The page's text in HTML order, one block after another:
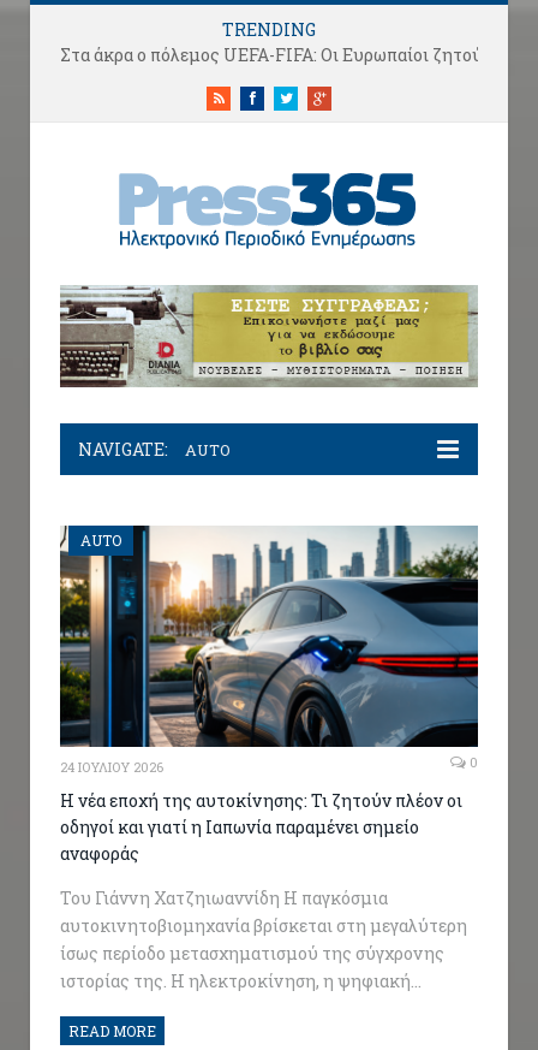
TRENDING
ΔΙΗΓΗΜΑ: “Το Ρομπότ που Έμαθε να Γελάει”
RSS FacebookTwitterGoogle+
NAVIGATE: AUTO
AUTO
24 ΙΟΥΛΊΟΥ 2026 0
Η νέα εποχή της αυτοκίνησης: Τι ζητούν πλέον οι
οδηγοί και γιατί η Ιαπωνία παραμένει σημείο
αναφοράς
Του Γιάννη Χατζηιωαννίδη Η παγκόσμια
αυτοκινητοβιομηχανία βρίσκεται στη μεγαλύτερη
ίσως περίοδο μετασχηματισμού της σύγχρονης
ιστορίας της. Η ηλεκτροκίνηση, η ψηφιακή…
READ MORE